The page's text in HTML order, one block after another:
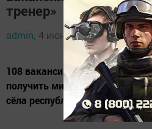
тренер»
admin, 4 июня 2026 - 09:12
108 вакансий в 37 районах
получить миллион рублей за
сёла республики.